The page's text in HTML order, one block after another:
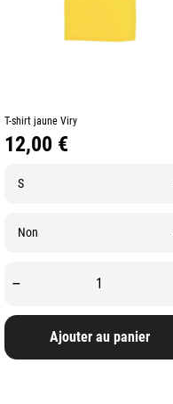
T-shirt jaune Viry
Prix
12,00 €
–
Ajouter au panier